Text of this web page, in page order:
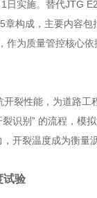
实施。替代JTG
构成，主要内容
为质量管控核心
裂性能，为道路工
识别” 的流程，模
开裂温度成为衡量
试验